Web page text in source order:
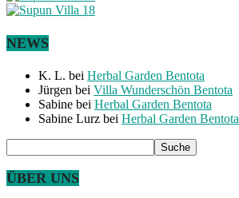
NEWS
K. L. bei Herbal Garden Bentota
Jürgen bei Villa Wunderschön Bentota
Sabine bei Herbal Garden Bentota
Sabine Lurz bei Herbal Garden Bentota
ÜBER UNS